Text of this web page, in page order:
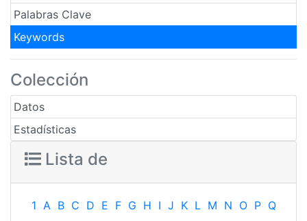
Palabras Clave
Keywords
Colección
Datos
Estadísticas
Lista de
1 A B C D E F G H I J K L M N O P Q